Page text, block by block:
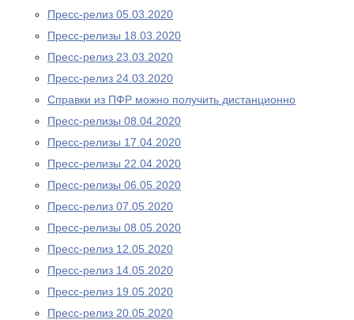
Пресс-релиз 05.03.2020
Пресс-релизы 18.03.2020
Пресс-релиз 23.03.2020
Пресс-релиз 24.03.2020
Справки из ПФР можно получить дистанционно
Пресс-релизы 08.04.2020
Пресс-релизы 17.04.2020
Пресс-релизы 22.04.2020
Пресс-релизы 06.05.2020
Пресс-релиз 07.05.2020
Пресс-релизы 08.05.2020
Пресс-релиз 12.05.2020
Пресс-релиз 14.05.2020
Пресс-релиз 19.05.2020
Пресс-релиз 20.05.2020